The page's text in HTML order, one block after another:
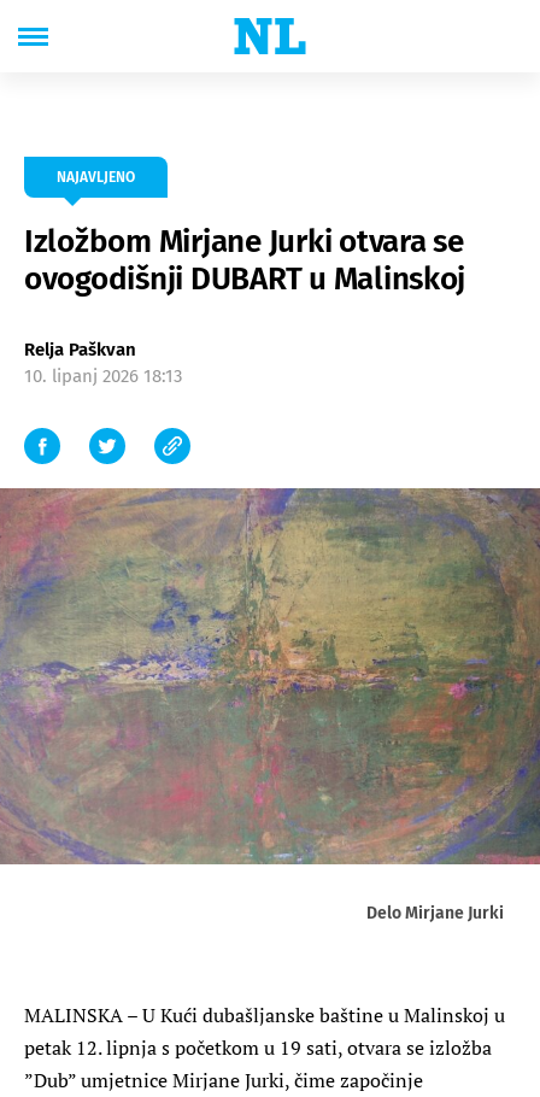
NAJAVLJENO
Izložbom Mirjane Jurki otvara se
ovogodišnji DUBART u Malinskoj
Relja Paškvan
10. lipanj 2026 18:13
Delo Mirjane Jurki
MALINSKA – U Kući dubašljanske baštine u Malinskoj u
petak 12. lipnja s početkom u 19 sati, otvara se izložba
”Dub” umjetnice Mirjane Jurki, čime započinje